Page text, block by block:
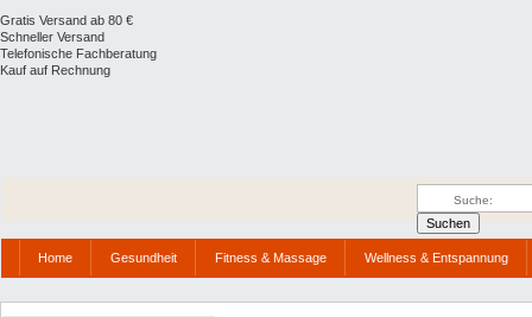
Gratis Versand ab 80 €
Schneller Versand
Telefonische Fachberatung
Kauf auf Rechnung
Home Gesundheit Fitness & Massage Wellness & Entspannung